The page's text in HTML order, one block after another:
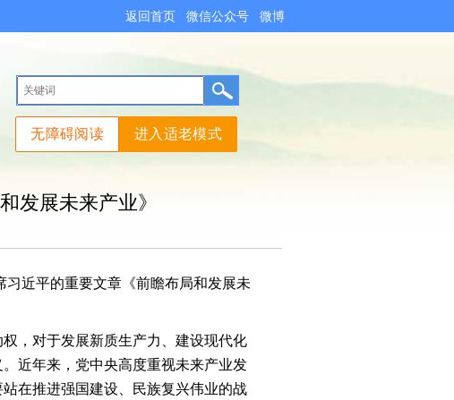
返回首页 微信公众号 微博
发展未来产业》
近平的重要文章《前瞻布局和发展未
，对于发展新质生产力、建设现代化
近年来，党中央高度重视未来产业发
在推进强国建设、民族复兴伟业的战
进入适老模式
无障碍阅读